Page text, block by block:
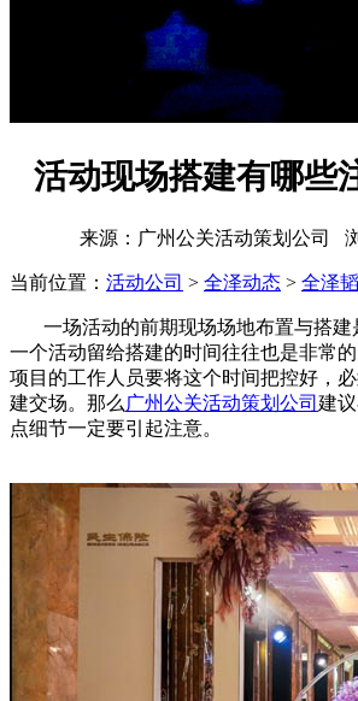
活动现场搭建有哪些
来源：广州公关活动策划公司
当前位置： 活动公司 > 全泽动态 > 全泽
一场活动的前期现场场地布置与搭建
一个活动留给搭建的时间往往也是非常
项目的工作人员要将这个时间把控好，
建交场。那么 广州公关活动策划公司 建
点细节一定要引起注意。